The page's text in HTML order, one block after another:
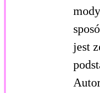
jest